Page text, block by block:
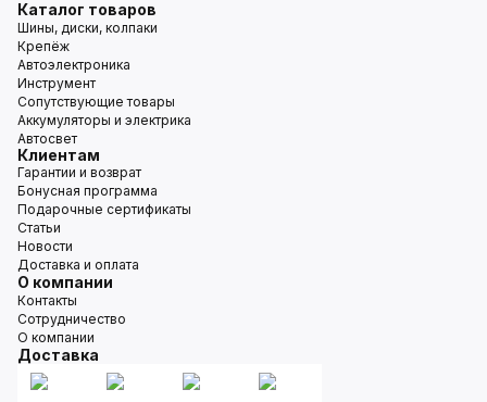
Каталог товаров
Шины, диски, колпаки
Крепёж
Автоэлектроника
Инструмент
Сопутствующие товары
Аккумуляторы и электрика
Автосвет
Клиентам
Гарантии и возврат
Бонусная программа
Подарочные сертификаты
Статьи
Новости
Доставка и оплата
О компании
Контакты
Сотрудничество
О компании
Доставка